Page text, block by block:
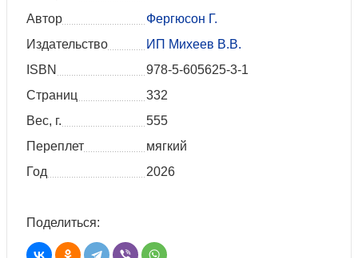
Автор
Фергюсон Г.
Издательство
ИП Михеев В.В.
ISBN
978-5-605625-3-1
Страниц
332
Вес, г.
555
Переплет
мягкий
Год
2026
Поделиться: